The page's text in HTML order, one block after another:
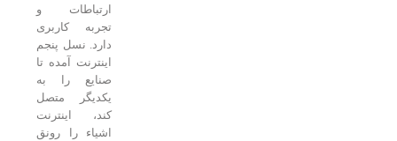
ارتباطات و
تجربه کاربری
دارد. نسل پنجم
اینترنت آمده تا
صنایع را به
یکدیگر متصل
کند، اینترنت
اشیاء را رونق